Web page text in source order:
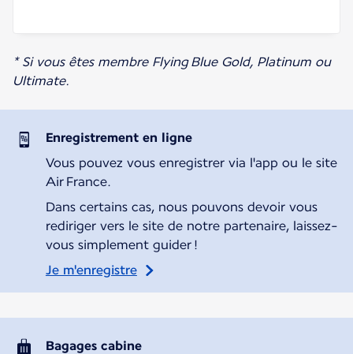
* Si vous êtes membre Flying Blue Gold, Platinum ou
Ultimate.
Enregistrement en ligne
Vous pouvez vous enregistrer via l'app ou le site
Air France.
Dans certains cas, nous pouvons devoir vous
rediriger vers le site de notre partenaire, laissez-
vous simplement guider !
Je m'enregistre
Bagages cabine